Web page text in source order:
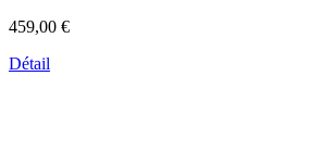
459,00 €
Détail